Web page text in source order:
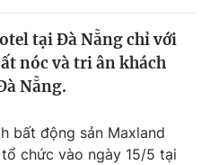
tại Đà Nẵng chỉ với
nóc và tri ân khách
Nẵng.
bất động sản Maxland
chức vào ngày 15/5 tại